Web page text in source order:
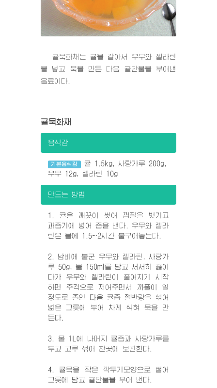
귤묵화채는 귤을 갈아서 우무와 젤라틴
을 넣고 묵을 만든 다음 귤단물을 부어낸
음료이다.
귤묵화채
음식감
기본음식감
귤 1.5kg, 사탕가루 200g,
우무 12g, 젤라틴 10g
만드는 방법
1. 귤은 깨끗이 씻어 껍질을 벗기고
과즙기에 넣어 즙을 낸다. 우무와 젤라
틴은 물에 1.5~2시간 불구어놓는다.
2. 남비에 불군 우무와 젤라틴, 사탕가
루 50g, 물 150ml를 담고 서서히 끓이
다가 우무와 젤라틴이 풀어지기 시작
하면 주걱으로 저어주면서 까풀이 일
정도로 졸인 다음 귤즙 절반량을 섞어
넓은 그릇에 부어 차게 식혀 묵을 만
든다.
3. 물 1L에 나머지 귤즙과 사탕가루를
두고 고루 섞어 찬곳에 보관한다.
4. 귤묵을 작은 깍두기모양으로 썰어
그릇에 담고 귤단물을 부어 낸다.